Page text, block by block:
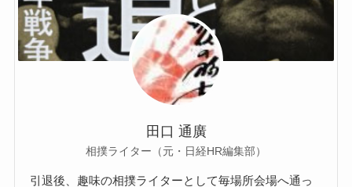
田口 通廣
相撲ライター（元・日経HR編集部）
引退後、趣味の相撲ライターとして毎場所会場へ通っ